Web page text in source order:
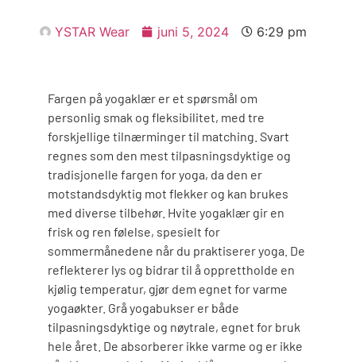
YSTAR Wear juni 5, 2024 6:29 pm
Fargen på yogaklær er et spørsmål om
personlig smak og fleksibilitet, med tre
forskjellige tilnærminger til matching. Svart
regnes som den mest tilpasningsdyktige og
tradisjonelle fargen for yoga, da den er
motstandsdyktig mot flekker og kan brukes
med diverse tilbehør. Hvite yogaklær gir en
frisk og ren følelse, spesielt for
sommermånedene når du praktiserer yoga. De
reflekterer lys og bidrar til å opprettholde en
kjølig temperatur, gjør dem egnet for varme
yogaøkter. Grå yogabukser er både
tilpasningsdyktige og nøytrale, egnet for bruk
hele året. De absorberer ikke varme og er ikke